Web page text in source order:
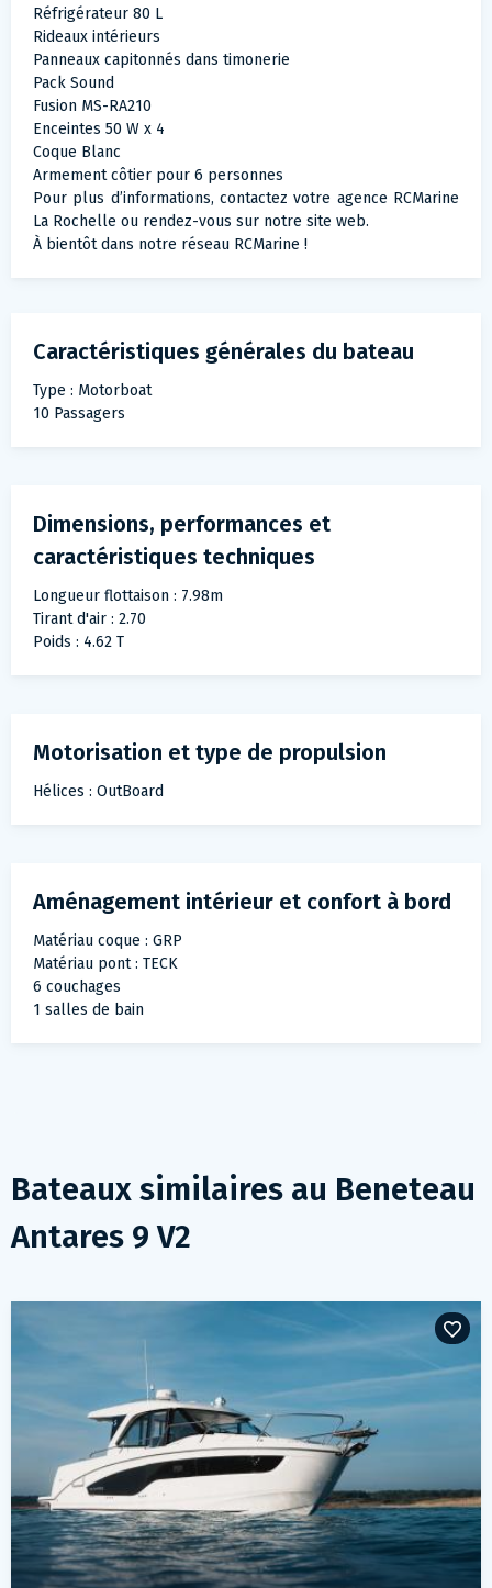
Réfrigérateur 80 L
Rideaux intérieurs
Panneaux capitonnés dans timonerie
Pack Sound
Fusion MS-RA210
Enceintes 50 W x 4
Coque Blanc
Armement côtier pour 6 personnes
Pour plus d’informations, contactez votre agence RCMarine
La Rochelle ou rendez-vous sur notre site web.
À bientôt dans notre réseau RCMarine !
Caractéristiques générales du bateau
Type : Motorboat
10 Passagers
Dimensions, performances et
caractéristiques techniques
Longueur flottaison : 7.98m
Tirant d'air : 2.70
Poids : 4.62 T
Motorisation et type de propulsion
Hélices : OutBoard
Aménagement intérieur et confort à bord
Matériau coque : GRP
Matériau pont : TECK
6 couchages
1 salles de bain
Bateaux similaires au Beneteau
Antares 9 V2